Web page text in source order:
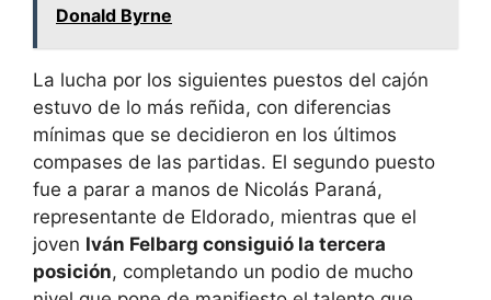
Donald Byrne
La lucha por los siguientes puestos del cajón
estuvo de lo más reñida, con diferencias
mínimas que se decidieron en los últimos
compases de las partidas. El segundo puesto
fue a parar a manos de Nicolás Paraná,
representante de Eldorado, mientras que el
joven Iván Felbarg consiguió la tercera
posición, completando un podio de mucho